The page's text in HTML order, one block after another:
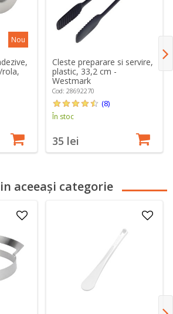
Nou
rola,
Cleste preparare si servire,
plastic, 33,2 cm -
Westmark
Cod: 28692270
(8)
În stoc
35 lei
aceeași categorie